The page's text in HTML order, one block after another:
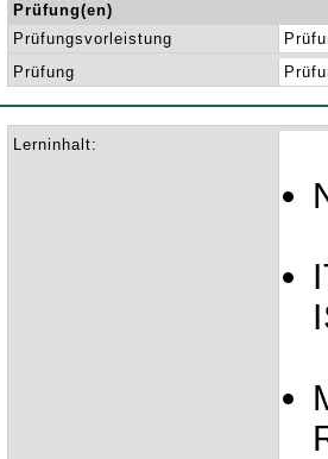
Prüfung(en)
Prüfungsvorleistung
Prüfung
Lerninhalt: